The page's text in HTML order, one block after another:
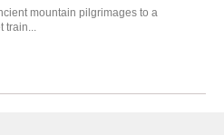
mountain pilgrimages to a
train...